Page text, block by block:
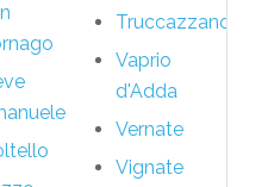
Truccazzano
Vaprio
d'Adda
Vernate
Vignate